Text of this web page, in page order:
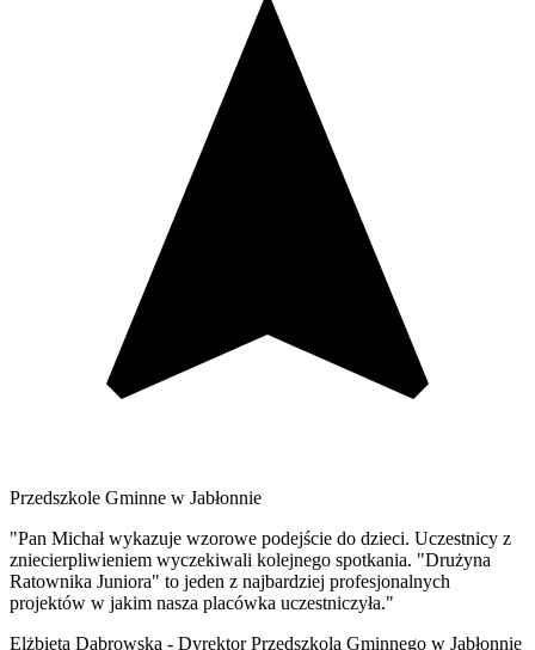
Przedszkole Gminne w Jabłonnie
"Pan Michał wykazuje wzorowe podejście do dzieci. Uczestnicy z
zniecierpliwieniem wyczekiwali kolejnego spotkania. "Drużyna
Ratownika Juniora" to jeden z najbardziej profesjonalnych
projektów w jakim nasza placówka uczestniczyła."
Elżbieta Dąbrowska - Dyrektor Przedszkola Gminnego w Jabłonnie